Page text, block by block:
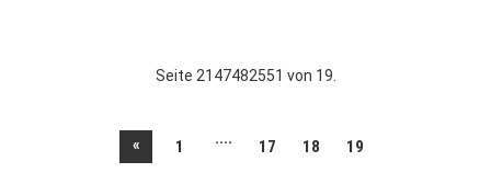
Seite 2147482551 von 19.
« 1 .... 17 18 19